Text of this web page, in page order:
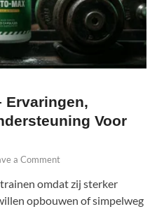
Ervaringen,
Voor
a Comment
omdat zij sterker
opbouwen of simpelweg